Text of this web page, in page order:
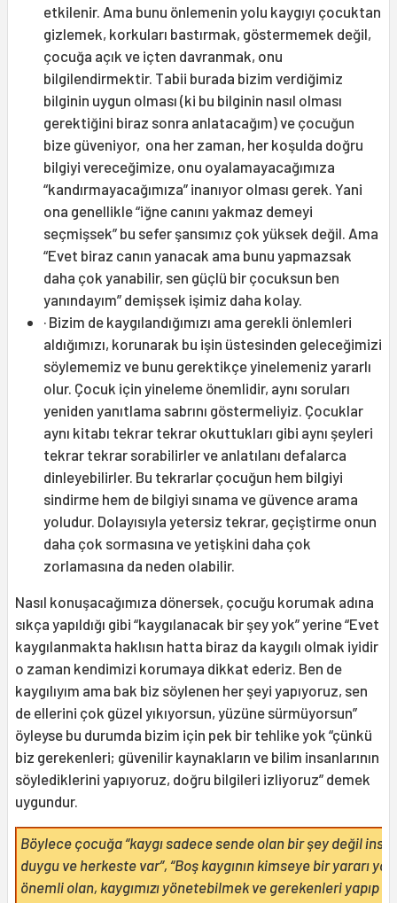
etkilenir. Ama bunu önlemenin yolu kaygıyı çocuktan
gizlemek, korkuları bastırmak, göstermemek değil,
çocuğa açık ve içten davranmak, onu
bilgilendirmektir. Tabii burada bizim verdiğimiz
bilginin uygun olması (ki bu bilginin nasıl olması
gerektiğini biraz sonra anlatacağım) ve çocuğun
bize güveniyor, ona her zaman, her koşulda doğru
bilgiyi vereceğimize, onu oyalamayacağımıza
“kandırmayacağımıza” inanıyor olması gerek. Yani
ona genellikle “iğne canını yakmaz demeyi
seçmişsek” bu sefer şansımız çok yüksek değil. Ama
“Evet biraz canın yanacak ama bunu yapmazsak
daha çok yanabilir, sen güçlü bir çocuksun ben
yanındayım” demişsek işimiz daha kolay.
· Bizim de kaygılandığımızı ama gerekli önlemleri
aldığımızı, korunarak bu işin üstesinden geleceğimizi
söylememiz ve bunu gerektikçe yinelemeniz yararlı
olur. Çocuk için yineleme önemlidir, aynı soruları
yeniden yanıtlama sabrını göstermeliyiz. Çocuklar
aynı kitabı tekrar tekrar okuttukları gibi aynı şeyleri
tekrar tekrar sorabilirler ve anlatılanı defalarca
dinleyebilirler. Bu tekrarlar çocuğun hem bilgiyi
sindirme hem de bilgiyi sınama ve güvence arama
yoludur. Dolayısıyla yetersiz tekrar, geçiştirme onun
daha çok sormasına ve yetişkini daha çok
zorlamasına da neden olabilir.
Nasıl konuşacağımıza dönersek, çocuğu korumak adına
sıkça yapıldığı gibi “kaygılanacak bir şey yok” yerine “Evet
kaygılanmakta haklısın hatta biraz da kaygılı olmak iyidir
o zaman kendimizi korumaya dikkat ederiz. Ben de
kaygılıyım ama bak biz söylenen her şeyi yapıyoruz, sen
de ellerini çok güzel yıkıyorsun, yüzüne sürmüyorsun”
öyleyse bu durumda bizim için pek bir tehlike yok “çünkü
biz gerekenleri; güvenilir kaynakların ve bilim insanlarının
söylediklerini yapıyoruz, doğru bilgileri izliyoruz” demek
uygundur.
Böylece çocuğa “kaygı sadece sende olan bir şey değil
duygu ve herkeste var”, “Boş kaygının kimseye bir yararı yok
önemli olan, kaygımızı yönetebilmek ve gerekenleri yapıp